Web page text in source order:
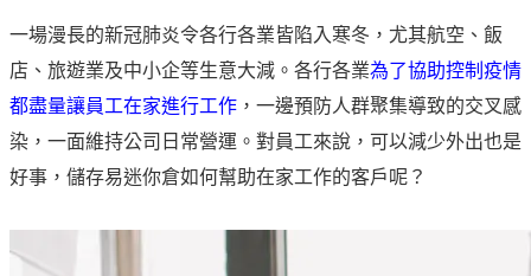
一場漫長的新冠肺炎令各行各業皆陷入寒冬，尤其航空、飯
店、旅遊業及中小企等生意大減。各行各業為了協助控制疫情
都盡量讓員工在家進行工作 ，一邊預防人群聚集導致的交叉感
染，一面維持公司日常營運。對員工來說，可以減少外出也是
好事，儲存易迷你倉如何幫助在家工作的客戶呢？